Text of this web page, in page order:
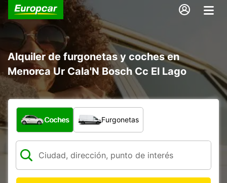
Alquiler de furgonetas y coches en
Menorca Ur Cala'N Bosch Cc El Lago
¿Qué tipo de vehículo?
Coches Furgonetas